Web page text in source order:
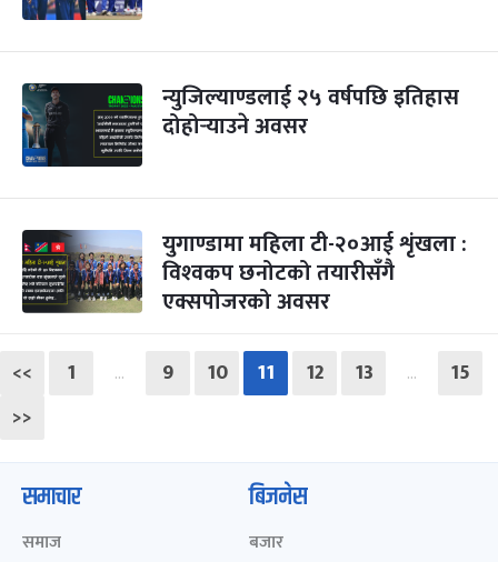
न्युजिल्याण्डलाई २५ वर्षपछि इतिहास
दोहोर्‍याउने अवसर
युगाण्डामा महिला टी-२०आई शृंखला :
विश्‍वकप छनोटको तयारीसँगै
एक्सपोजरको अवसर
<< 1 … 9 10 11 12 13 …
15
>>
समाचार
समाज
बिजनेस
बजार